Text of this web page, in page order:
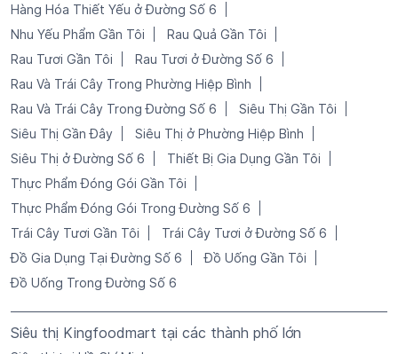
Hàng Hóa Thiết Yếu ở Đường Số 6
Nhu Yếu Phẩm Gần Tôi
Rau Quả Gần Tôi
Rau Tươi Gần Tôi
Rau Tươi ở Đường Số 6
Rau Và Trái Cây Trong Phường Hiệp Bình
Rau Và Trái Cây Trong Đường Số 6
Siêu Thị Gần Tôi
Siêu Thị Gần Đây
Siêu Thị ở Phường Hiệp Bình
Siêu Thị ở Đường Số 6
Thiết Bị Gia Dụng Gần Tôi
Thực Phẩm Đóng Gói Gần Tôi
Thực Phẩm Đóng Gói Trong Đường Số 6
Trái Cây Tươi Gần Tôi
Trái Cây Tươi ở Đường Số 6
Đồ Gia Dụng Tại Đường Số 6
Đồ Uống Gần Tôi
Đồ Uống Trong Đường Số 6
Siêu thị Kingfoodmart tại các thành phố lớn